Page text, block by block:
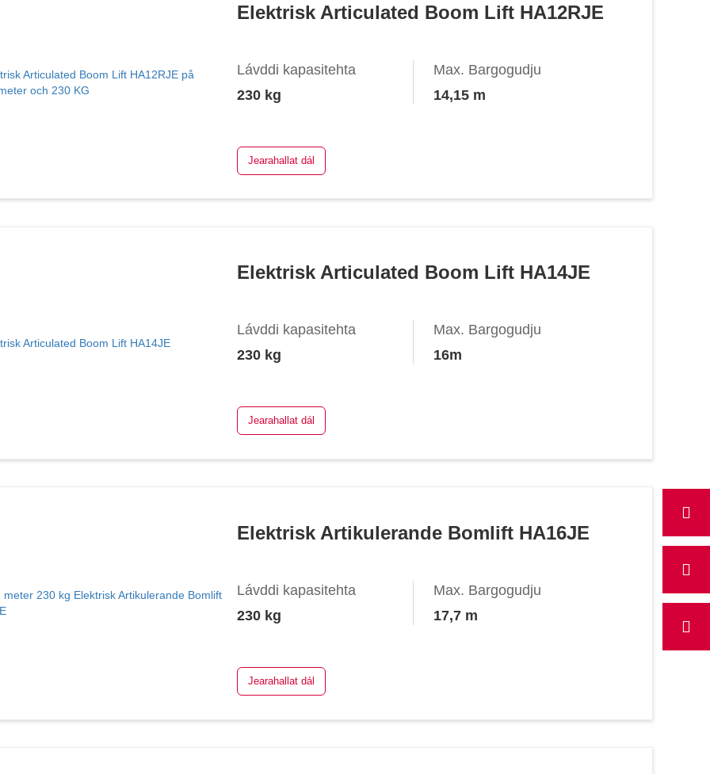
Elektrisk Articulated Boom Lift HA12RJE
Lávddi kapasitehta
230 kg
Max. Bargogudju
14,15 m
Jearahallat dál
Elektrisk Articulated Boom Lift HA14JE
Lávddi kapasitehta
230 kg
Max. Bargogudju
16m
Jearahallat dál
Elektrisk Artikulerande Bomlift HA16JE
Lávddi kapasitehta
230 kg
Max. Bargogudju
17,7 m
Jearahallat dál